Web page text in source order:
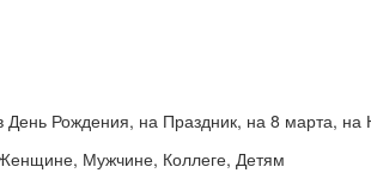
День Рождения, на Праздник, на 8 марта,
Мужчине, Коллеге, Детям